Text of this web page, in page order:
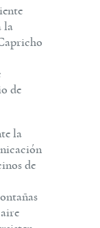
la
de
la
de